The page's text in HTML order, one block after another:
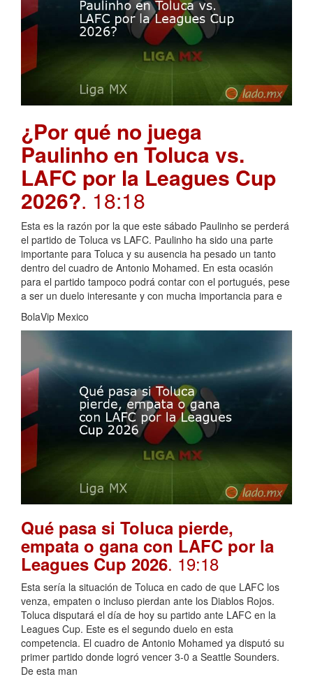
¿Por qué no juega
Paulinho en Toluca vs.
LAFC por la Leagues Cup
2026?. 18:18
Esta es la razón por la que este sábado Paulinho se perderá
el partido de Toluca vs LAFC. Paulinho ha sido una parte
importante para Toluca y su ausencia ha pesado un tanto
dentro del cuadro de Antonio Mohamed. En esta ocasión
para el partido tampoco podrá contar con el portugués, pese
a ser un duelo interesante y con mucha importancia para e
BolaVip Mexico
Qué pasa si Toluca pierde,
empata o gana con LAFC por la
Leagues Cup 2026. 19:18
Esta sería la situación de Toluca en cado de que LAFC los
venza, empaten o incluso pierdan ante los Diablos Rojos.
Toluca disputará el día de hoy su partido ante LAFC en la
Leagues Cup. Este es el segundo duelo en esta
competencia. El cuadro de Antonio Mohamed ya disputó su
primer partido donde logró vencer 3-0 a Seattle Sounders.
De esta man